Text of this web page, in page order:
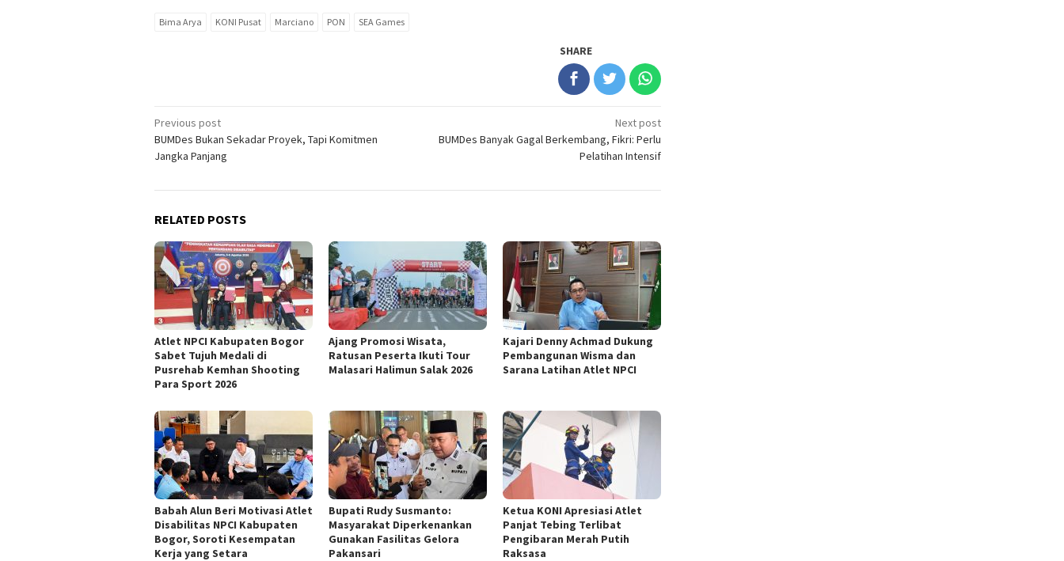
Bima Arya KONI Pusat Marciano PON SEA Games
SHARE
Post
navigation
Previous post
BUMDes Bukan Sekadar Proyek, Tapi Komitmen
Jangka Panjang
Next post
BUMDes Banyak Gagal Berkembang, Fikri: Perlu
Pelatihan Intensif
RELATED POSTS
Atlet NPCI Kabupaten Bogor
Sabet Tujuh Medali di
Pusrehab Kemhan Shooting
Para Sport 2026
Ajang Promosi Wisata,
Ratusan Peserta Ikuti Tour
Malasari Halimun Salak 2026
Kajari Denny Achmad Dukung
Pembangunan Wisma dan
Sarana Latihan Atlet NPCI
Babah Alun Beri Motivasi Atlet
Disabilitas NPCI Kabupaten
Bogor, Soroti Kesempatan
Kerja yang Setara
Bupati Rudy Susmanto:
Masyarakat Diperkenankan
Gunakan Fasilitas Gelora
Pakansari
Ketua KONI Apresiasi Atlet
Panjat Tebing Terlibat
Pengibaran Merah Putih
Raksasa